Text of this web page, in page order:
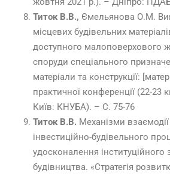
Титок В.В., Ємельянова О.М.
місцевих будівельних
доступного малоповерхового
споруди спеціального
матеріали та конструкції:
практичної конференції (22-23
Київ: КНУБА). – С. 75-76
Титок В.В. Механізми
інвестиційно-будівельного
удосконалення інституційного
будівництва. «Стратегія